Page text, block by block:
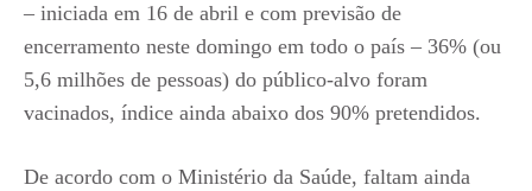
– iniciada em 16 de abril e com previsão de
encerramento neste domingo em todo o país – 36% (ou
5,6 milhões de pessoas) do público-alvo foram
vacinados, índice ainda abaixo dos 90% pretendidos.
De acordo com o Ministério da Saúde, faltam ainda